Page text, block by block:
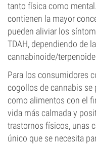
tanto física como
contienen la mayor
pueden aliviar los
TDAH, dependiendo de
cannabinoide/
Para los consumidores
cogollos de cannabis se
como alimentos con el
vida más calmada y
trastornos físicos, unas
único que se necesita